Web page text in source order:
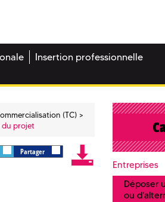
Insertion professionnelle
(TC)
du projet
Partager
Entreprises
Déposer
ou